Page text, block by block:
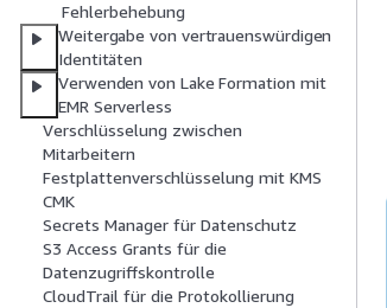
Fehlerbehebung
Weitergabe von vertrauenswürdigen
Identitäten
Verwenden von Lake Formation mit
EMR Serverless
Verschlüsselung zwischen
Mitarbeitern
Festplattenverschlüsselung mit KMS
CMK
Secrets Manager für Datenschutz
S3 Access Grants für die
Datenzugriffskontrolle
CloudTrail für die Protokollierung